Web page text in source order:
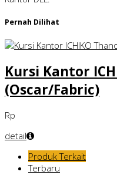
Pernah Dilihat
Kursi Kantor
(Oscar/Fabric)
Rp
detail
Produk Terkait
Terbaru